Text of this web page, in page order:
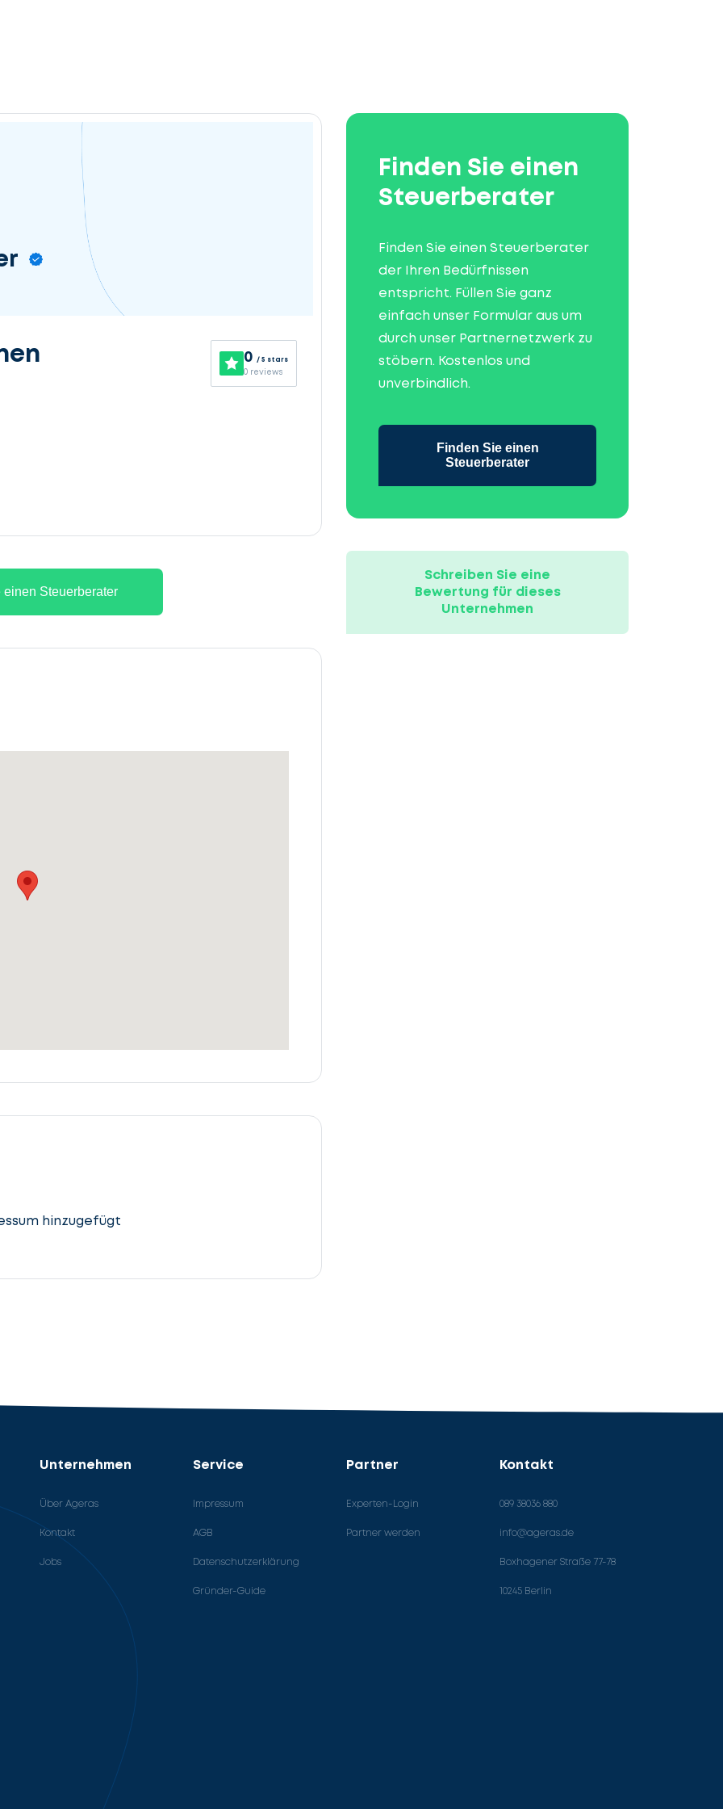
0 / 5 stars
0 reviews
einen Steuerberater
hinzugefügt
Finden Sie einen
Steuerberater
Finden Sie einen Steuerberater
der Ihren Bedürfnissen
entspricht. Füllen Sie ganz
einfach unser Formular aus um
durch unser Partnernetzwerk zu
stöbern. Kostenlos und
unverbindlich.
Finden Sie einen
Steuerberater
Schreiben Sie eine
Bewertung für dieses
Unternehmen
Unternehmen
Über Ageras
Kontakt
Jobs
Service
Impressum
AGB
Datenschutzerklärung
Gründer-Guide
Partner
Experten-Login
Partner werden
Kontakt
089 38036 880
info@ageras.de
Boxhagener Straße 77-78
10245 Berlin